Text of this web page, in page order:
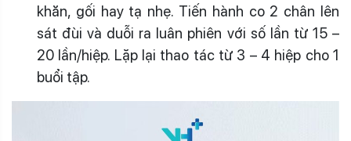
khăn, gối hay tạ nhẹ. Tiến hành co 2 chân lên
sát đùi và duỗi ra luân phiên với số lần từ 15 –
20 lần/hiệp. Lặp lại thao tác từ 3 – 4 hiệp cho 1
buổi tập.